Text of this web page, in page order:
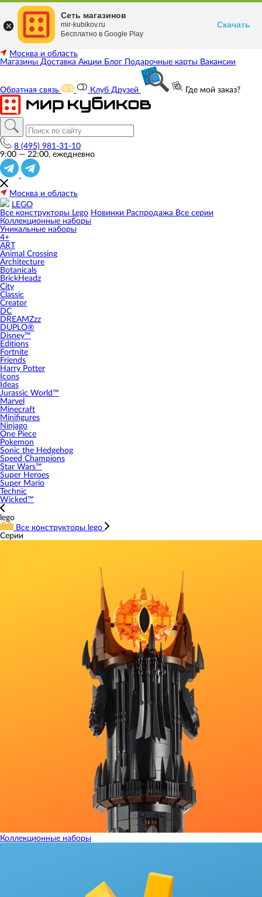
Москва и область
Магазины Доставка Акции Блог Подарочные карты Вакансии
Обратная связь Клуб Друзей Где мой заказ?
8 (495) 981-31-10
9:00 — 22:00, ежедневно
Москва и область
LEGO
Все конструкторы Lego Новинки Распродажа Все серии
Коллекционные наборы
Уникальные наборы
4+
ART
Animal Crossing
Architecture
Botanicals
BrickHeadz
City
Classic
Creator
DC
DREAMZzz
DUPLO®
Disney™
Editions
Fortnite
Friends
Harry Potter
Icons
Ideas
Jurassic World™
Marvel
Minecraft
Minifigures
Ninjago
One Piece
Pokemon
Sonic the Hedgehog
Speed Champions
Star Wars™
Super Heroes
Super Mario
Technic
Wicked™
lego
Все конструкторы lego
Серии
Коллекционные наборы
Сеть магазинов
mir-kubikov.ru
Бесплатно в Google Play
Скачать